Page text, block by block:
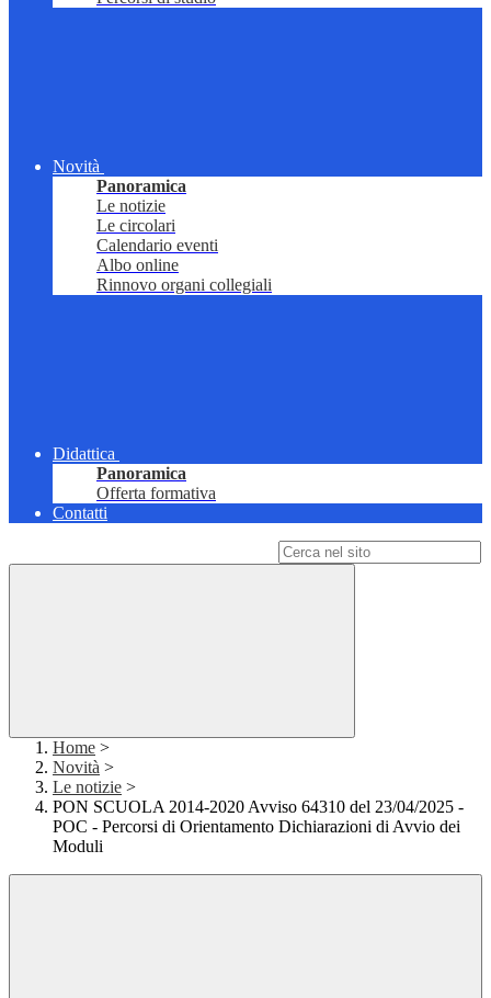
Novità
Panoramica
Le notizie
Le circolari
Calendario eventi
Albo online
Rinnovo organi collegiali
Didattica
Panoramica
Offerta formativa
Contatti
Home >
Novità >
Le notizie >
PON SCUOLA 2014-2020 Avviso 64310 del 23/04/2025 -
POC - Percorsi di Orientamento Dichiarazioni di Avvio dei
Moduli